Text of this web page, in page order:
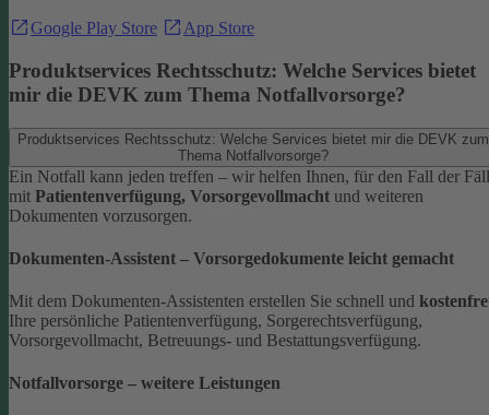
Google Play Store App Store
Produktservices Rechtsschutz: Welche Services bietet
mir die DEVK zum Thema Notfallvorsorge?
Produktservices Rechtsschutz: Welche Services bietet mir die DEVK zum
Thema Notfallvorsorge?
Ein Notfall kann jeden treffen – wir helfen Ihnen, für den Fall der
mit Patientenverfügung, Vorsorgevollmacht und weiteren
Dokumenten vorzusorgen.
Dokumenten-Assistent – Vorsorgedokumente leicht gemacht
Mit dem Dokumenten-Assistenten erstellen Sie schnell und
Ihre persönliche Patientenverfügung, Sorgerechtsverfügung,
Vorsorgevollmacht, Betreuungs- und Bestattungsverfügung.
Notfallvorsorge – weitere Leistungen